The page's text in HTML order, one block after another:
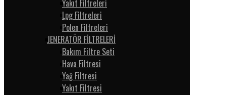
Yakıt Filtreleri
Lpg Filtreleri
Polen Filtreleri
JENERATÖR FİLTRELERİ
Bakım Filtre Seti
Hava Filtresi
Yağ Filtresi
Yakıt Filtresi